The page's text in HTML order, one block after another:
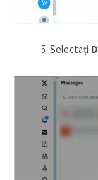
Selectați